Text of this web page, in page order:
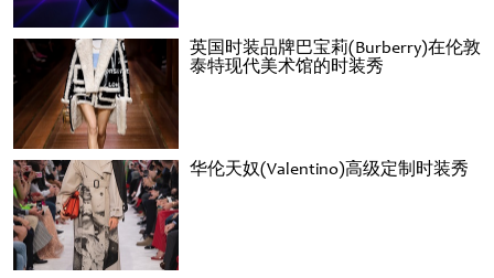
英国时装品牌巴宝莉(Burberry)在伦敦
泰特现代美术馆的时装秀
华伦天奴(Valentino)高级定制时装秀